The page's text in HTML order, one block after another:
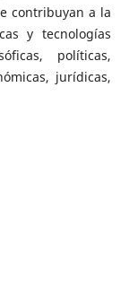
contribuyan a la
y tecnologías
políticas,
jurídicas,